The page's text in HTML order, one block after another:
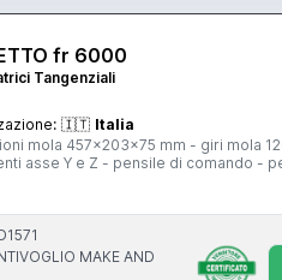
fr 6000
Tangenziali
🇮🇹 Italia
mola 457x203x75 mm - giri mola
asse Y e Z - pensile di comando -
MAKE AND